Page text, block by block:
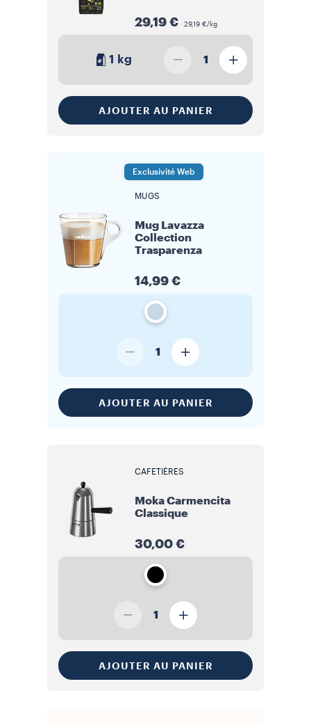
29,19 € 29,19 €/kg
1 kg 1
AJOUTER AU PANIER
Exclusivité Web
MUGS
Mug Lavazza
Collection
Trasparenza
14,99 €
1
AJOUTER AU PANIER
CAFETIÈRES
Moka Carmencita
Classique
30,00 €
1
AJOUTER AU PANIER